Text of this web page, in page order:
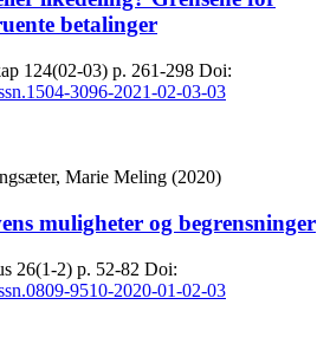
betalinger
124(02-03) p. 261-298 Doi:
3096-2021-02-03-03
Marie Meling (2020)
muligheter og begrensninger
26(1-2) p. 52-82 Doi:
9510-2020-01-02-03